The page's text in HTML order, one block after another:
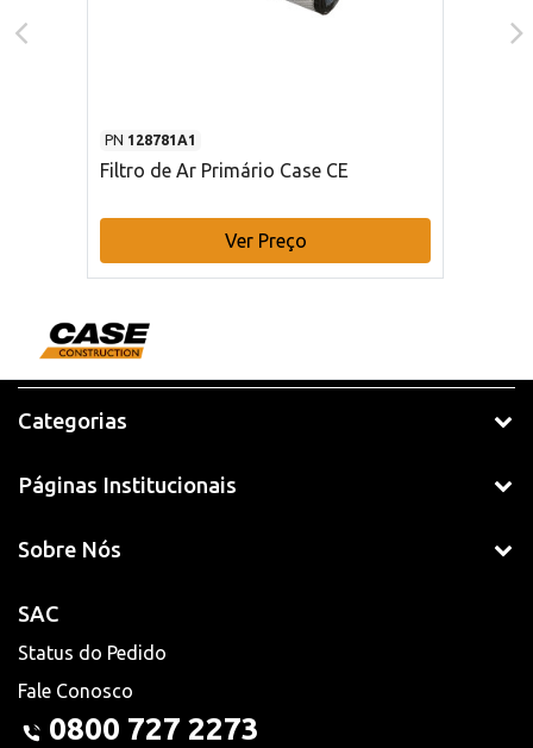
PN 128781A1
Filtro de Ar Primário Case CE
Ver Preço
Categorias
Páginas Institucionais
Sobre Nós
SAC
Status do Pedido
Fale Conosco
0800 727 2273